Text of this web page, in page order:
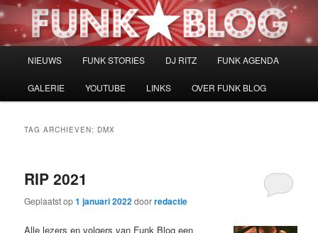
Spring
naar
Spring
naar
NIEUWS FUNK STORIES DJ RITZ FUNK AGENDA
GALERIE YOUTUBE LINKS OVER FUNK BLOG
TAG ARCHIEVEN: DMX
RIP 2021
Geplaatst op1 januari 2022doorredactie
Alle lezers en volgers van Funk Blog een